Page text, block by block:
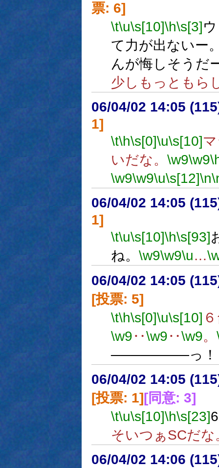
票: 6]
\t\u\s[10]\h\s[3]
て力が出ないー
んが悔しそうだ
少しもっともら
06/04/02 14:05
1]
\t\h\s[0]\u\s[10]
いだな。 \w9\w9
\w9\w9\u\s[12]\n
06/04/02 14:05
1]
\t\u\s[10]\h\s[93]
ね。 \w9\w9\u…
06/04/02 14:05
[投票: 5]
\t\h\s[0]\u\s[10]
\w9‥\w9‥\w9。
────────っ！
06/04/02 14:05
[投票: 1][同意: 3]
\t\u\s[10]\h\s[23]
そいつぁSCだな
06/04/02 14:06